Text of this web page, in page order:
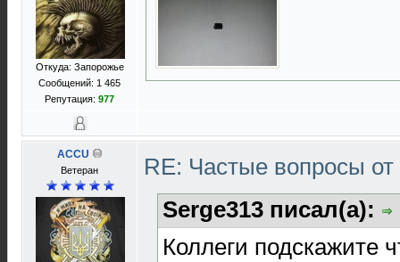
Откуда: Запорожье
Сообщений: 1 465
Репутация:977
ACCU
Ветеран
RE: Частые вопросы
Serge313 писал(а):
Коллеги подскажите